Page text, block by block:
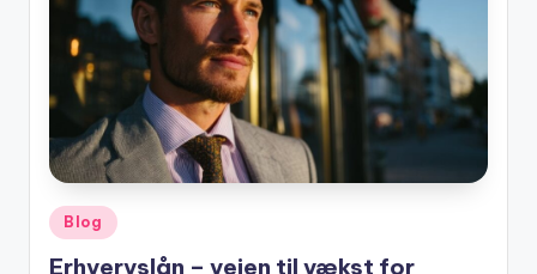
Posted
in
Blog
Erhvervslån – vejen til vækst for